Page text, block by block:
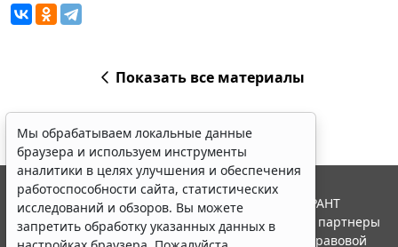
Показать все материалы
Мы обрабатываем локальные данные
браузера и используем инструменты
аналитики в целях улучшения и обеспечения
работоспособности сайта, статистических
исследований и обзоров. Вы можете
запретить обработку указанных данных в
© ООО "НПП "ГАРАНТ-СЕРВИС", 2026. Система ГАРАНТ
выпускается с 1990 года. Компания "Гарант" и ее партнеры
являются участниками Российской ассоциации правовой